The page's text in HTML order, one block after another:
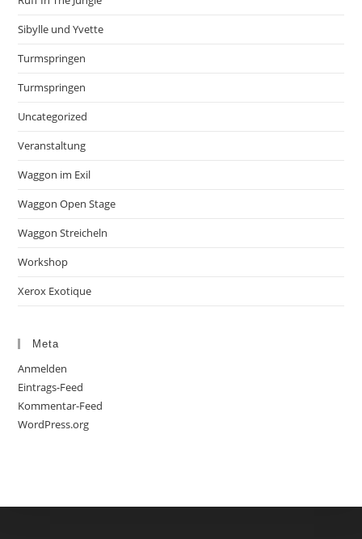
Sibylle und Yvette
Turmspringen
Turmspringen
Uncategorized
Veranstaltung
Waggon im Exil
Waggon Open Stage
Waggon Streicheln
Workshop
Xerox Exotique
Meta
Anmelden
Eintrags-Feed
Kommentar-Feed
WordPress.org